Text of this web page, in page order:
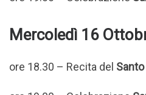
Mercoledì 16
ore 18.30 – Recita del